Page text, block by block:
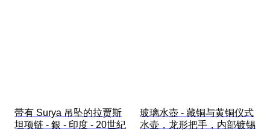
带有 Surya 吊坠的拉贾斯
坦项链 - 銀 - 印度 - 20世紀
玻璃水壺 - 藏铜与黄铜仪式
水壶，龙形把手，内部镀锡